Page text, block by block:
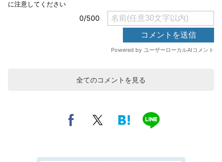
全てのコメントを見る